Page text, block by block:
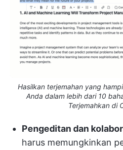
Hasilkan terjemahan yang
Anda dalam lebih dari 10
Terjemahkan di
Pengeditan dan
harus memungkinkan